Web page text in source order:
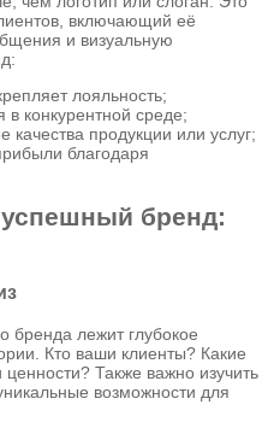
включающий её
и визуальную
лояльность;
в конкурентной среде;
качества продукции или услуг;
благодаря
успешный бренд:
бренда лежит глубокое
Кто ваши клиенты? Какие
Также важно изучить
возможности для